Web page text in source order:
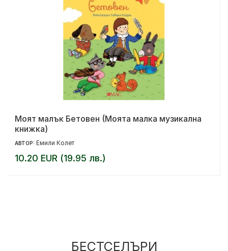
Моят малък Бетовен (Моята малка музикална
книжка)
АВТОР: Емили Колет
10.20 EUR (19.95 лв.)
БЕСТСЕЛЪРИ